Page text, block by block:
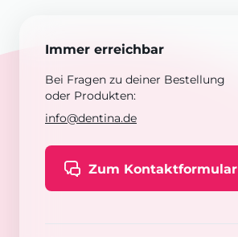
Immer erreichbar
Bei Fragen zu deiner Bestellung
oder Produkten:
info@dentina.de
Zum Kontaktformular